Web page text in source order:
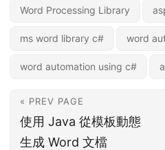
Word Processing Library
ms word library c# word
word automation using c#
« PREV PAGE
使用 Java 從模板動態
生成 Word 文檔